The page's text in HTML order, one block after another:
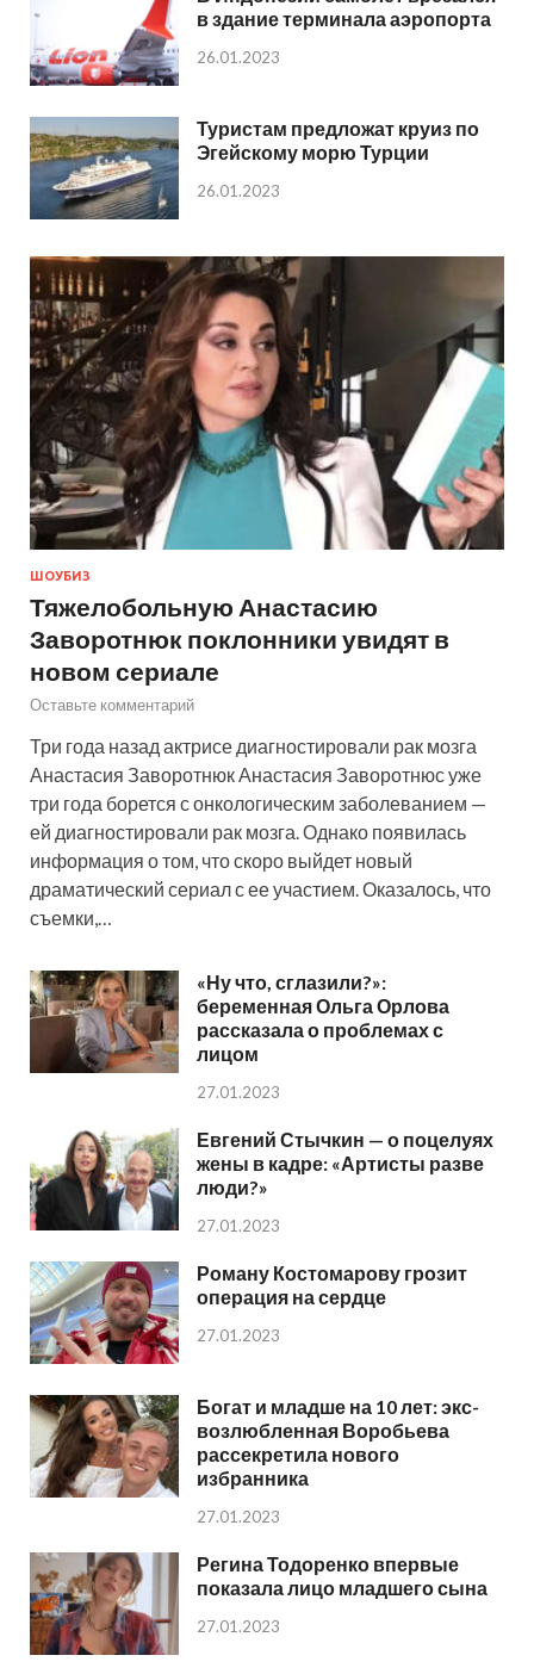
в здание терминала аэропорта
26.01.2023
Туристам предложат круиз по
Эгейскому морю Турции
26.01.2023
ШОУБИЗ
Тяжелобольную Анастасию
Заворотнюк поклонники увидят в
новом сериале
Оставьте комментарий
Три года назад актрисе диагностировали рак мозга
Анастасия Заворотнюк Анастасия Заворотнюс уже
три года борется с онкологическим заболеванием —
ей диагностировали рак мозга. Однако появилась
информация о том, что скоро выйдет новый
драматический сериал с ее участием. Оказалось, что
съемки,…
«Ну что, сглазили?»:
беременная Ольга Орлова
рассказала о проблемах с
лицом
27.01.2023
Евгений Стычкин — о поцелуях
жены в кадре: «Артисты разве
люди?»
27.01.2023
Роману Костомарову грозит
операция на сердце
27.01.2023
Богат и младше на 10 лет: экс-
возлюбленная Воробьева
рассекретила нового
избранника
27.01.2023
Регина Тодоренко впервые
показала лицо младшего сына
27.01.2023